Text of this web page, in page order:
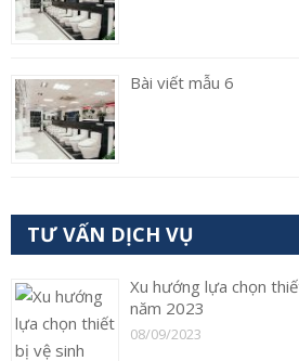
Bài viết mẫu 6
TƯ VẤN DỊCH VỤ
Xu hướng lựa chọn
năm 2023
08/09/2023